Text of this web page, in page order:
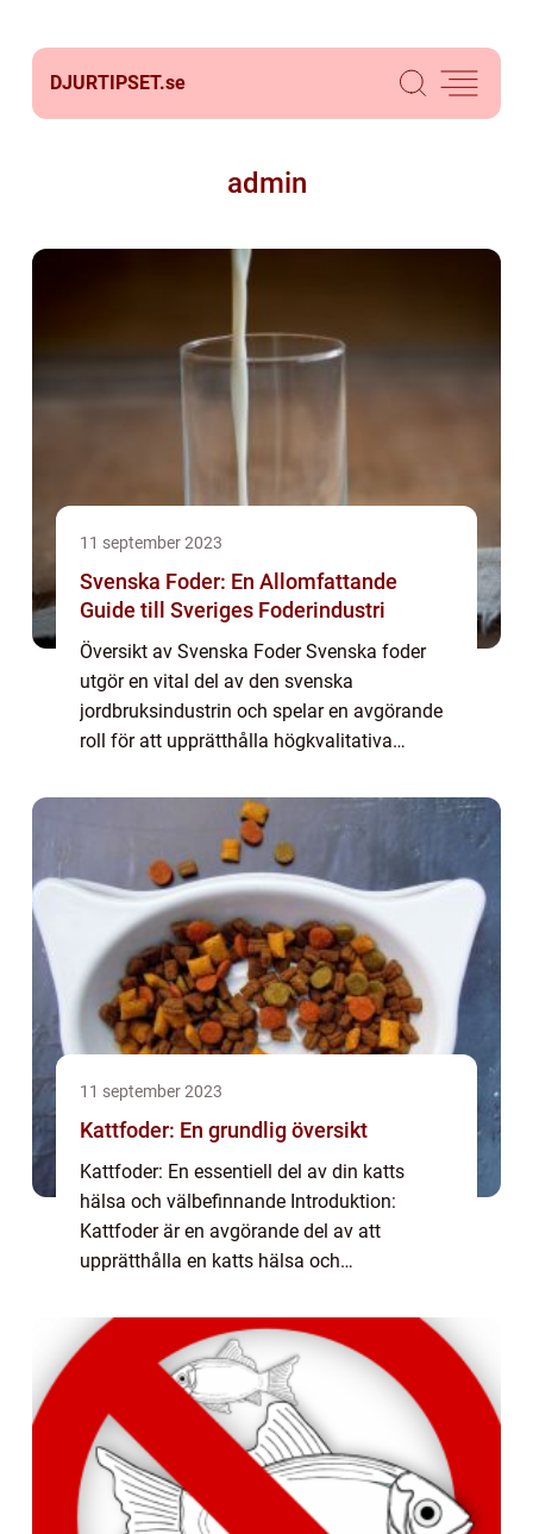
DJURTIPSET.se
admin
11 september 2023
Svenska Foder: En Allomfattande
Guide till Sveriges Foderindustri
Översikt av Svenska Foder Svenska foder
utgör en vital del av den svenska
jordbruksindustrin och spelar en avgörande
roll för att upprätthålla högkvalitativa
djurhälsa. Med fokus på att tillhandahålla
11 september 2023
Kattfoder: En grundlig översikt
Kattfoder: En essentiell del av din katts
hälsa och välbefinnande Introduktion:
Kattfoder är en avgörande del av att
upprätthålla en katts hälsa och
viktigt för att säkerställa att din katt får de
nödvändiga...